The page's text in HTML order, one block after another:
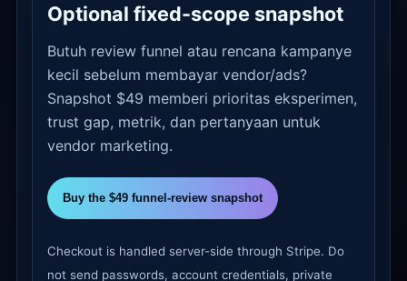
Optional fixed-scope snapshot
Butuh review funnel atau rencana kampanye
kecil sebelum membayar vendor/ads?
Snapshot $49 memberi prioritas eksperimen,
trust gap, metrik, dan pertanyaan untuk
vendor marketing.
Buy the $49 funnel-review snapshot
Checkout is handled server-side through Stripe. Do
not send passwords, account credentials, private